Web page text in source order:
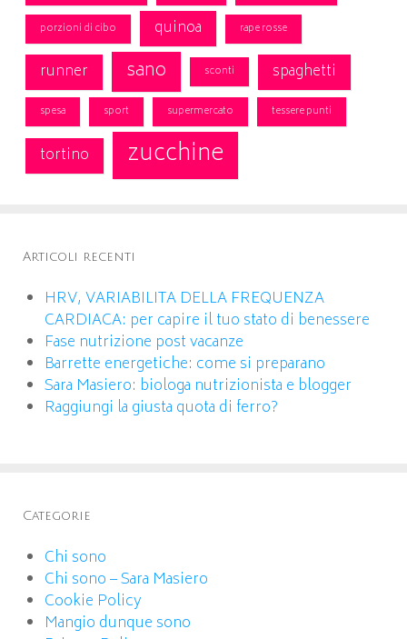
porzioni di cibo quinoa rape rosse
runner sano sconti spaghetti
spesa sport supermercato tessere punti
tortino zucchine
Articoli recenti
HRV, VARIABILITA DELLA FREQUENZA
CARDIACA: per capire il tuo stato di benessere
Fase nutrizione post vacanze
Barrette energetiche: come si preparano
Sara Masiero: biologa nutrizionista e blogger
Raggiungi la giusta quota di ferro?
Categorie
Chi sono
Chi sono – Sara Masiero
Cookie Policy
Mangio dunque sono